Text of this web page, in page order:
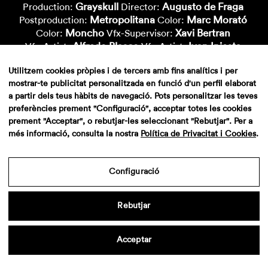
Production: Grayskull Director: Augusto de Fraga
Postproduction: Metropolitana Color: Marc Morató
Color: Moncho Vfx-Supervisor: Xavi Bertran
Vfx-Artist:Alfredo Blasco Vfx-Artist:Ivan Iniesta
Vfx-Artist:Paula Sinoga Vfx-Artist:Richi
Cgi-Artist:Marcial Aparicio Cgi-Artist:Mario Tarradas
Cgi-Artist:Nico Roig Cgi-Artist:Nicolo Danieletto
Utilitzem cookies pròpies i de tercers amb fins analítics i per
mostrar-te publicitat personalitzada en funció d'un perfil elaborat
a partir dels teus hàbits de navegació. Pots personalitzar les teves
preferències prement "Configuració", acceptar totes les cookies
prement "Acceptar", o rebutjar-les seleccionant "Rebutjar". Per a
més informació, consulta la nostra Política de Privacitat i Cookies.
Configuració
Rebutjar
Acceptar